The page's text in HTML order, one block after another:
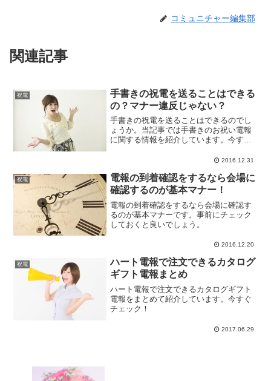
コミュニチャー編集部
関連記事
祝電
手書きの祝電を送ることはできる
の？マナー違反じゃない？
手書きの祝電を送ることはできるのでし
ょうか。当記事では手書きのお祝い電報
に関する情報を紹介しています。今すぐ
2016.12.31
祝電
電報の到着確認をするなら会場に
確認するのが基本マナー！
電報の到着確認をするなら会場に確認す
るのが基本マナーです。事前にチェック
しておくと良いでしょう。
2016.12.20
祝電
ハート電報で注文できるカタログ
ギフト電報まとめ
ハート電報で注文できるカタログギフト
電報をまとめて紹介しています。今すぐ
チェック！
2017.06.29